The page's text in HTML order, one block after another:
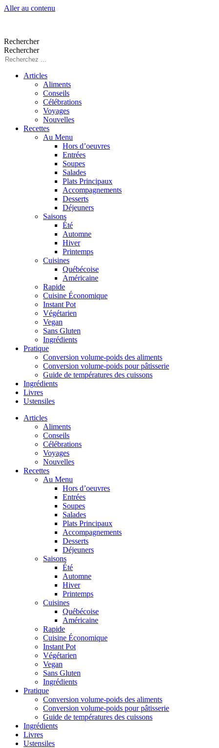
Aller au contenu
Rechercher
Rechercher
Articles
Aliments
Conseils
Célébrations
Voyages
Nouvelles
Recettes
Au Menu
Hors d’oeuvres
Entrées
Soupes
Salades
Plats Principaux
Accompagnements
Desserts
Déjeuners
Saisons
Été
Automne
Hiver
Printemps
Cuisines
Québécoise
Américaine
Rapide
Cuisine Économique
Instant Pot
Végétarien
Vegan
Sans Gluten
Ingrédients
Pratique
Conversion volume-poids des aliments
Conversion volume-poids pour pâtisserie
Guide de températures des cuissons
Ingrédients
Livres
Ustensiles
Articles
Aliments
Conseils
Célébrations
Voyages
Nouvelles
Recettes
Au Menu
Hors d’oeuvres
Entrées
Soupes
Salades
Plats Principaux
Accompagnements
Desserts
Déjeuners
Saisons
Été
Automne
Hiver
Printemps
Cuisines
Québécoise
Américaine
Rapide
Cuisine Économique
Instant Pot
Végétarien
Vegan
Sans Gluten
Ingrédients
Pratique
Conversion volume-poids des aliments
Conversion volume-poids pour pâtisserie
Guide de températures des cuissons
Ingrédients
Livres
Ustensiles